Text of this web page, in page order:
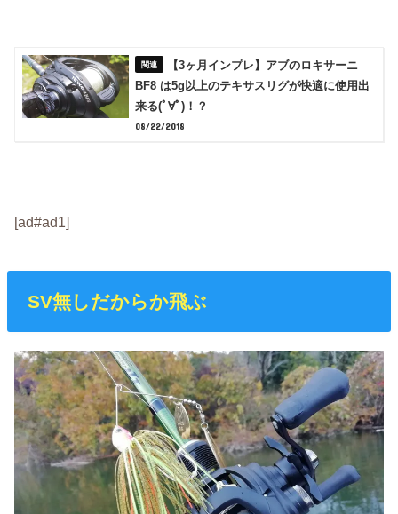
【3ヶ月インプレ】アブのロキサーニ
BF8 は5g以上のテキサスリグが快適に使用出
来る(ﾟ∀ﾟ)！？
08/22/2018
[ad#ad1]
SV無しだからか飛ぶ